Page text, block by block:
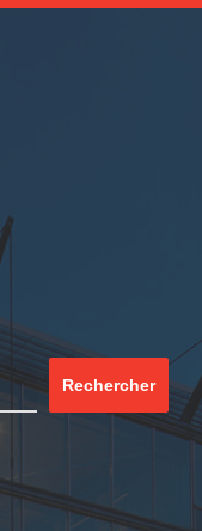
Rechercher